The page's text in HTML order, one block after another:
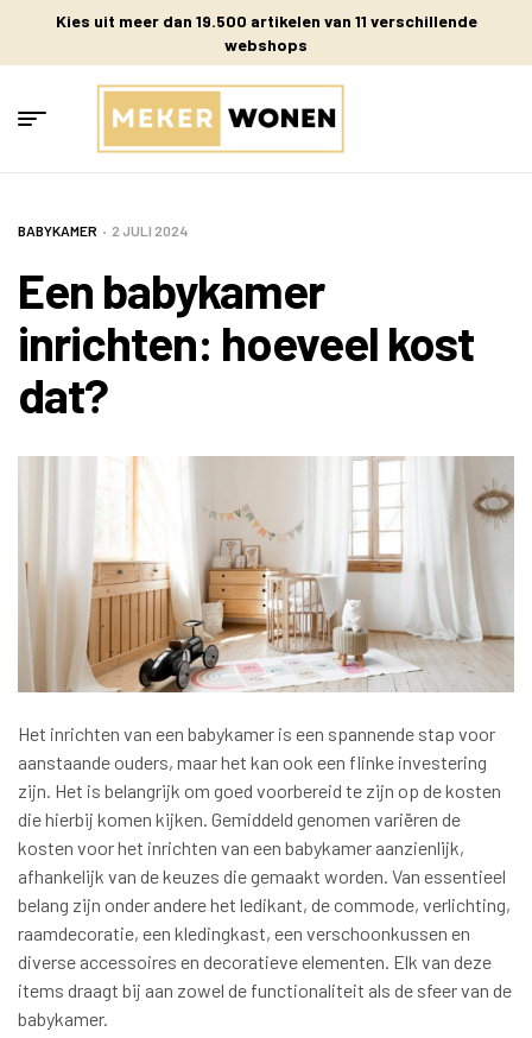
Kies uit meer dan 19.500 artikelen van 11 verschillende
webshops
BABYKAMER 2 JULI 2024
Een babykamer
inrichten: hoeveel kost
dat?
Het inrichten van een babykamer is een spannende stap voor
aanstaande ouders, maar het kan ook een flinke investering
zijn. Het is belangrijk om goed voorbereid te zijn op de kosten
die hierbij komen kijken. Gemiddeld genomen variëren de
kosten voor het inrichten van een babykamer aanzienlijk,
afhankelijk van de keuzes die gemaakt worden. Van essentieel
belang zijn onder andere het ledikant, de commode, verlichting,
raamdecoratie, een kledingkast, een verschoonkussen en
diverse accessoires en decoratieve elementen. Elk van deze
items draagt bij aan zowel de functionaliteit als de sfeer van de
babykamer.